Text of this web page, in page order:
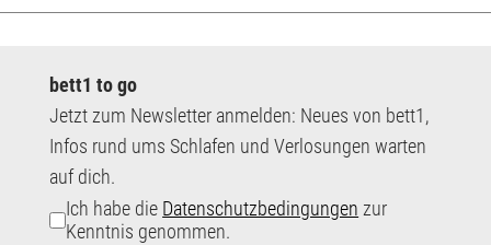
bett1 to go
Jetzt zum Newsletter anmelden: Neues von bett1,
Infos rund ums Schlafen und Verlosungen warten
auf dich.
Ich habe die Datenschutzbedingungen zur
Kenntnis genommen.